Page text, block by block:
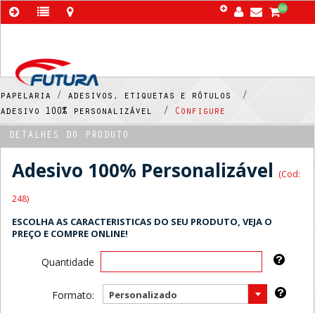
00
papelaria / adesivos, etiquetas e rótulos /
adesivo 100% personalizável /
Configure
DETALHES DO PRODUTO
Adesivo 100% Personalizável (Cod:
248)
ESCOLHA AS CARACTERISTICAS DO SEU PRODUTO, VEJA O
PREÇO E COMPRE ONLINE!
Quantidade
Formato: Personalizado